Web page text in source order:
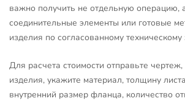
важно получить не отдельную операцию,
соединительные элементы или готовые
изделия по согласованному
Для расчета стоимости отправьте
изделия, укажите материал, толщину
внутренний размер фланца, количество